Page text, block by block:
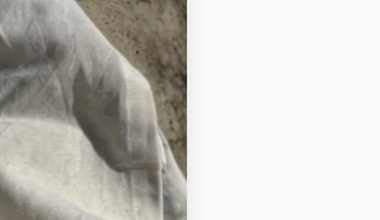
EAN
Sezóna:
Farba ARTICLE: